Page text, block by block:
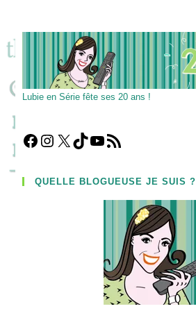
Lubie en Série fête ses 20 ans !
Facebook
Instagram
X TikTokYouTube
Flux RSS
QUELLE BLOGUEUSE JE SUIS ?